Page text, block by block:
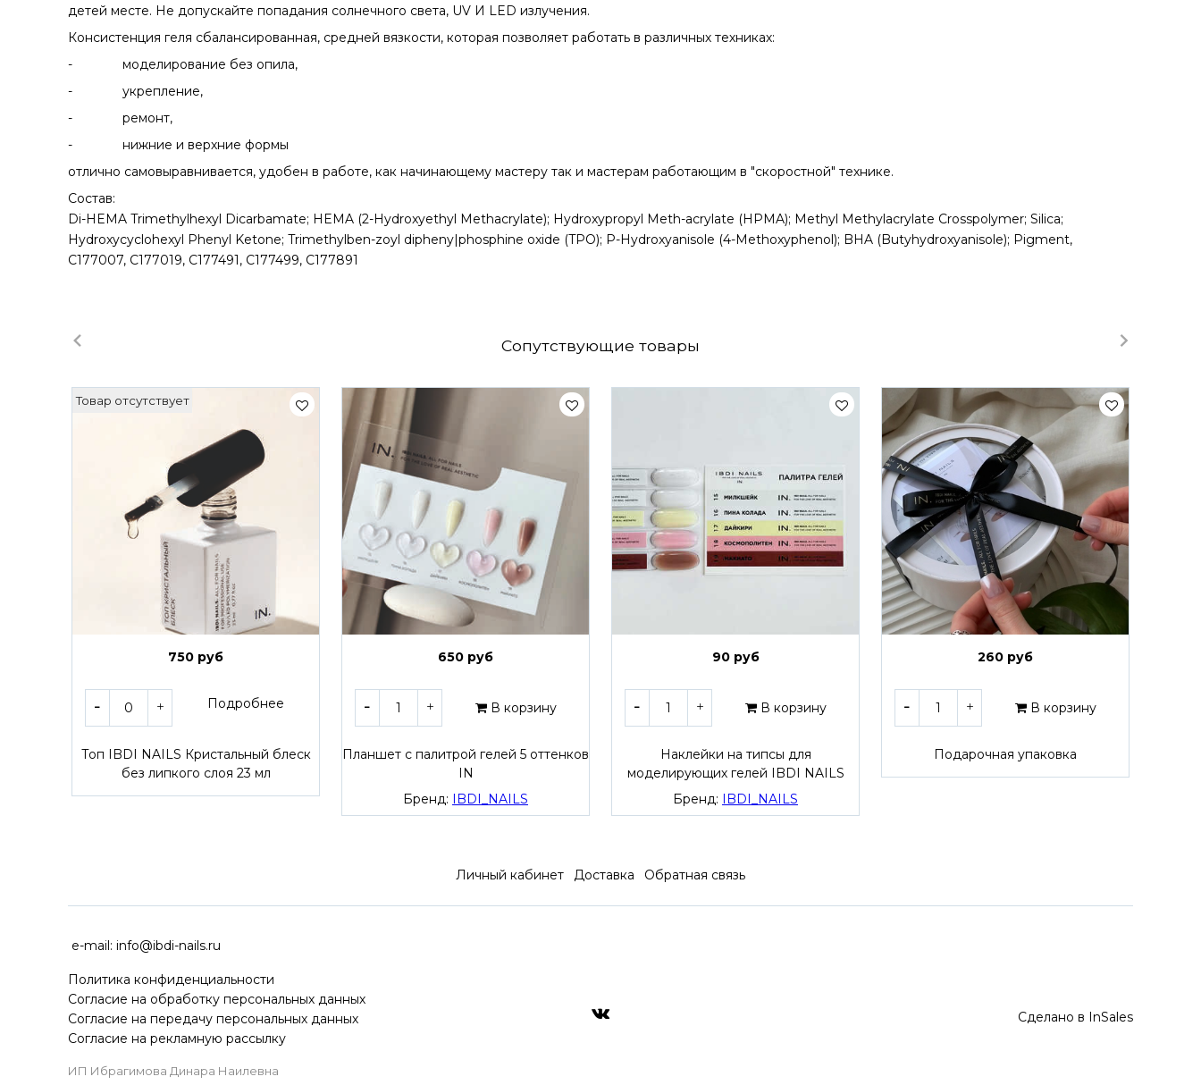
детей месте. Не допускайте попадания солнечного света, UV И LED излучения.
Консистенция геля сбалансированная, средней вязкости, которая позволяет работать в различных техниках:
- моделирование без опила,
- укрепление,
- ремонт,
- нижние и верхние формы
отлично самовыравнивается, удобен в работе, как начинающему мастеру так и мастерам работающим в "скоростной" технике.
Состав:
Di-HEMA Trimethylhexyl Dicarbamate; HEMA (2-Hydroxyethyl Methacrylate); Hydroxypropyl Meth-acrylate (HPMA); Methyl Methylacrylate Crosspolymer; Silica;
Hydroxycyclohexyl Phenyl Ketone; Trimethylben-zoyl dipheny|phosphine oxide (TPO); P-Hydroxyanisole (4-Methoxyphenol); BHA (Butyhydroxyanisole); Pigment,
C177007, C177019, С177491, С177499, С177891
Сопутствующие товары
Товар отсутствует
750 руб
Подробнее
Топ IBDI NAILS Кристальный блеск
без липкого слоя 23 мл
650 руб
В корзину
Планшет с палитрой гелей 5 оттенков
IN
Бренд: IBDI_NAILS
90 руб
В корзину
Наклейки на типсы для
моделирующих гелей IBDI NAILS
Бренд: IBDI_NAILS
260 руб
В корзину
Подарочная упаковка
Личный кабинет Доставка Обратная связь
e-mail: info@ibdi-nails.ru
Политика конфиденциальности
Согласие на обработку персональных данных
Согласие на передачу персональных данных
Согласие на рекламную рассылку
ИП Ибрагимова Динара Наилевна
Сделано в InSales